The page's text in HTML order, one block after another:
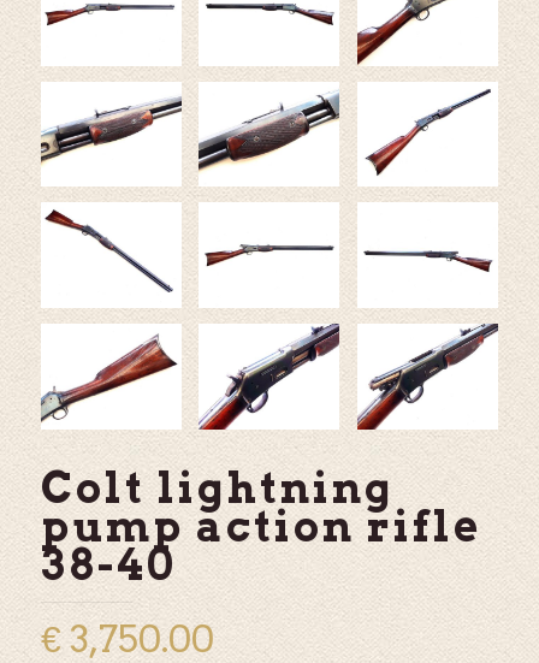
Colt lightning
pump action rifle
38-40
€ 3,750.00